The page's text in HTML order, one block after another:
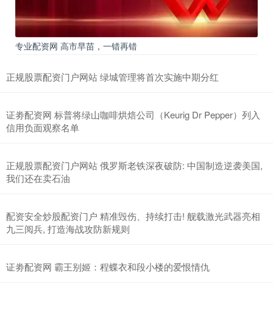
专业配资网 高市早苗，一错再错
正规股票配资门户网站 绿城管理将首次实施中期分红
证劵配资网 标普将绿山咖啡烘焙公司（Keurig Dr Pepper）列入
信用负面观察名单
正规股票配资门户网站 俄罗斯老铁深夜破防: 中国制造逆袭美国,
我们还在卖石油
配资安全炒股配资门户 精准毁伤、持续打击! 舰载激光武器亮相
九三阅兵, 打造海战攻防新规则
证劵配资网 霸王别姬：程蝶衣和段小楼的爱恨情仇